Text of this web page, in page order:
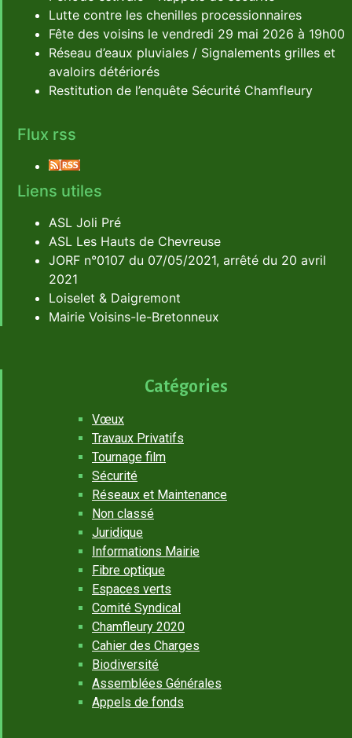
Lutte contre les chenilles processionnaires
Fête des voisins le vendredi 29 mai 2026 à 19h00
Réseau d’eaux pluviales / Signalements grilles et
avaloirs détériorés
Restitution de l’enquête Sécurité Chamfleury
Flux rss
Liens utiles
ASL Joli Pré
ASL Les Hauts de Chevreuse
JORF n°0107 du 07/05/2021, arrêté du 20 avril
2021
Loiselet & Daigremont
Mairie Voisins-le-Bretonneux
Catégories
Vœux
Travaux Privatifs
Tournage film
Sécurité
Réseaux et Maintenance
Non classé
Juridique
Informations Mairie
Fibre optique
Espaces verts
Comité Syndical
Chamfleury 2020
Cahier des Charges
Biodiversité
Assemblées Générales
Appels de fonds